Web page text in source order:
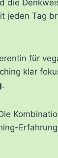
die
jeden Tag
für
klar
.